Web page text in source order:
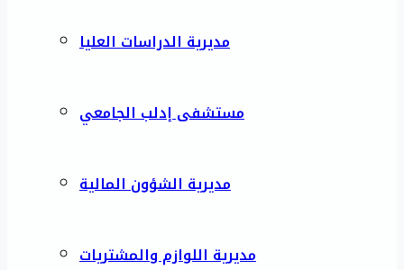
مديرية الدراسات العليا
مستشفى إدلب الجامعي
مديرية الشؤون المالية
مديرية اللوازم والمشتريات